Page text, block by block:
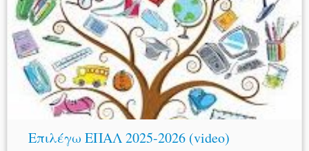
Επιλέγω ΕΠΑΛ 2025-2026 (video)